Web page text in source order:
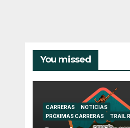
You missed
CARRERAS
NOTICIAS
PRÓXIMAS CARRERAS
TRAIL